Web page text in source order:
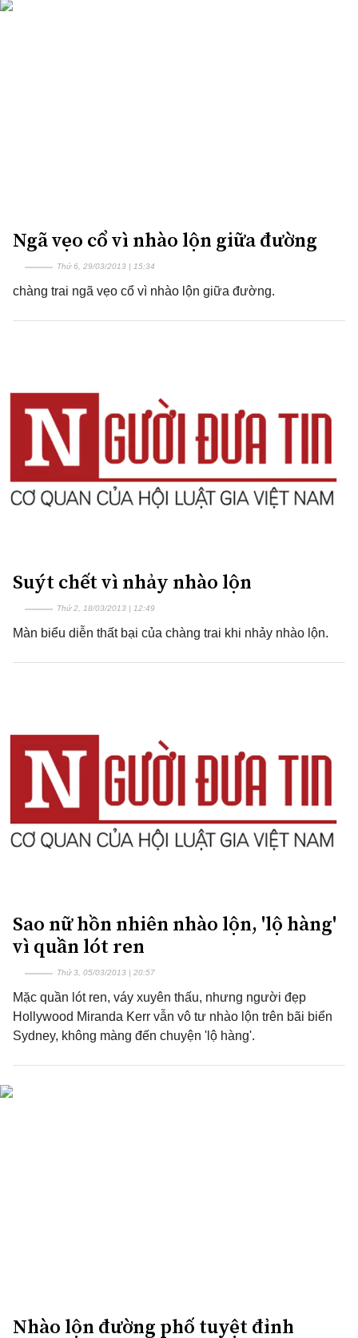
Ngã vẹo cổ vì nhào lộn giữa đường
Thứ 6, 29/03/2013 | 15:34
chàng trai ngã vẹo cổ vì nhào lộn giữa đường.
Suýt chết vì nhảy nhào lộn
Thứ 2, 18/03/2013 | 12:49
Màn biểu diễn thất bại của chàng trai khi nhảy nhào lộn.
Sao nữ hồn nhiên nhào lộn, 'lộ hàng'
vì quần lót ren
Thứ 3, 05/03/2013 | 20:57
Mặc quần lót ren, váy xuyên thấu, nhưng người đẹp
Hollywood Miranda Kerr vẫn vô tư nhào lộn trên bãi biển
Sydney, không màng đến chuyện 'lộ hàng'.
Nhào lộn đường phố tuyệt đỉnh